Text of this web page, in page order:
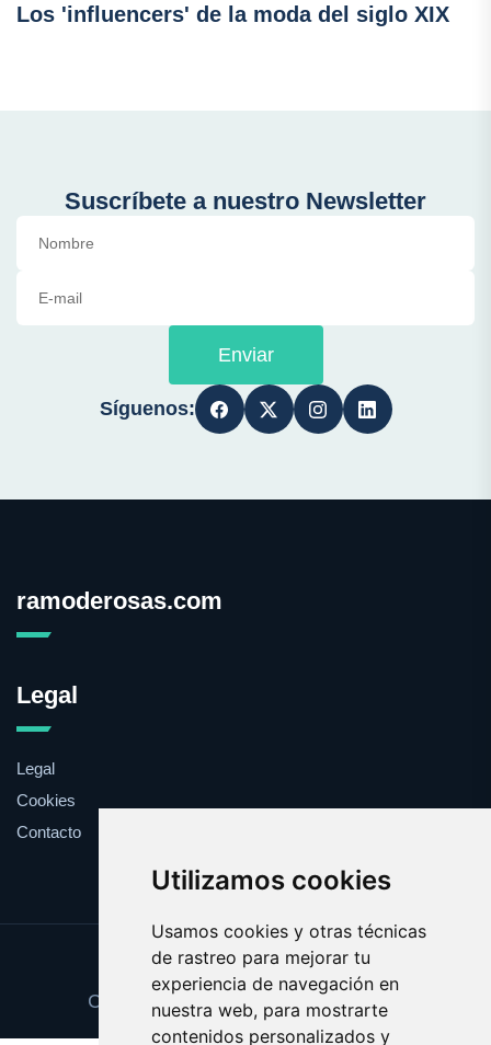
Utilizamos cookies
Usamos cookies y otras técnicas
de rastreo para mejorar tu
experiencia de navegación en
nuestra web, para mostrarte
contenidos personalizados y
Los 'influencers' de la moda del siglo XIX
Suscríbete a nuestro Newsletter
Enviar
Síguenos:
ramoderosas.com
Legal
Legal
Cookies
Contacto
Update cookies preferences
Copyright © 2025 ramoderosas.com